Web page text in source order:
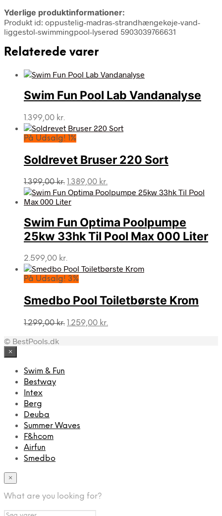
Yderlige produktinformationer:
Produkt id: oppustelig-madras-strandhængekøje-vand-
liggestol-swimmingpool-lyserød 5903039766631
Relaterede varer
Swim Fun Pool Lab Vandanalyse
1.399,00 kr.
På Udsalg! 1%
Soldrevet Bruser 220 Sort
1.399,00kr. Den
oprindelige
pris
1.399,00 kr..
1.389,00 kr.
aktuelle
1.389,00 kr..
Swim Fun Optima Poolpumpe
25kw 33hk Til Pool Max 000 Liter
2.599,00 kr.
På Udsalg! 3%
Smedbo Pool Toiletbørste Krom
1.299,00kr. Den
1.259,00 kr.
© BestPools.dk
×
Swim & Fun
Bestway
Intex
Berg
Deuba
Summer Waves
F&hcom
Airfun
Smedbo
×
What are you looking for?